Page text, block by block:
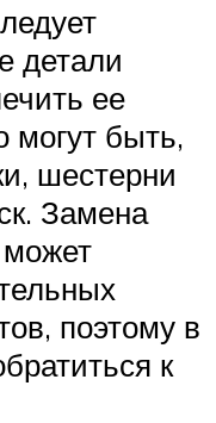
детали
ее
могут быть,
шестерни
Замена
поэтому в
к